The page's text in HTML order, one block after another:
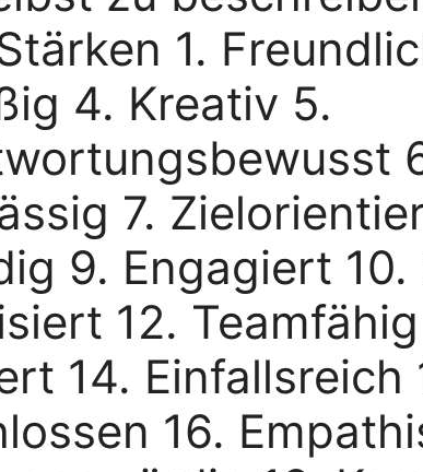
1.
4. Kreativ 5.
7.
9. Engagiert 10.
12.
14. Einfallsreich
16.